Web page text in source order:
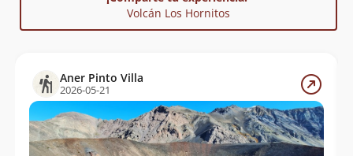
Volcán Los Hornitos
Aner Pinto Villa
2026-05-21